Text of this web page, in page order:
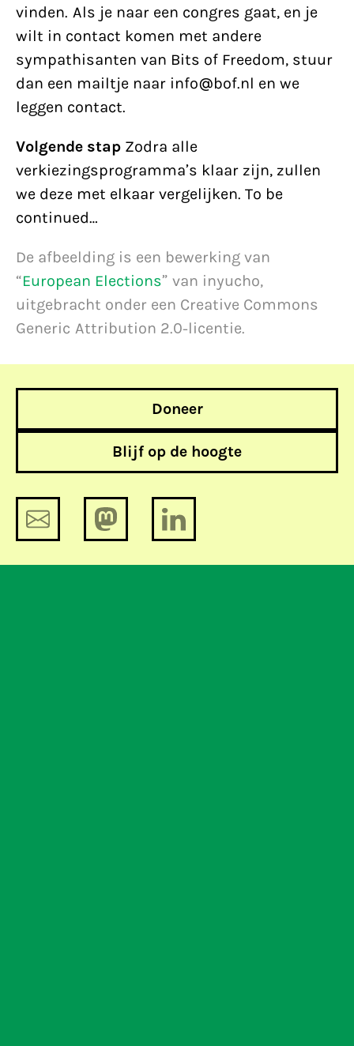
vinden. Als je naar een congres gaat, en je
wilt in contact komen met andere
sympathisanten van Bits of Freedom, stuur
dan een mailtje naar info@bof.nl en we
leggen contact.
Volgende stap Zodra alle
verkiezingsprogramma’s klaar zijn, zullen
we deze met elkaar vergelijken. To be
continued…
De afbeelding is een bewerking van
“European Elections” van inyucho,
uitgebracht onder een Creative Commons
Generic Attribution 2.0-licentie.
Doneer
Blijf op de hoogte